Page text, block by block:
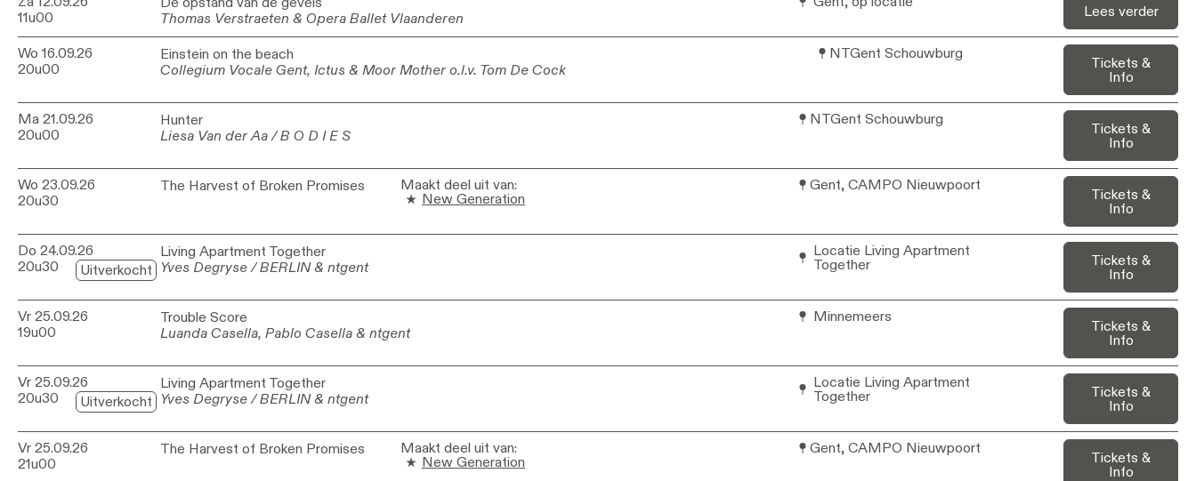
11u00
Thomas Verstraeten & Opera Ballet Vlaanderen
Thomas Verstraeten & Opera Ballet Vlaanderen Lees verder
Wo 16.09.26
20u00
Einstein on the beach
Einstein on the beach
Collegium Vocale Gent, Ictus & Moor Mother o.l.v. Tom De Cock
Collegium Vocale Gent, Ictus & Moor Mother o.l.v. Tom De Cock
NTGent Schouwburg
Tickets &
Info
Ma 21.09.26
20u00
Hunter
Hunter
Liesa Van der Aa / B O D I E S
Liesa Van der Aa / B O D I E S
NTGent Schouwburg
Tickets &
Info
Wo 23.09.26
20u30
The Harvest of Broken Promises
The Harvest of Broken Promises Gent, CAMPO Nieuwpoort
Maakt deel uit van:
New Generation
Tickets &
Info
Do 24.09.26
20u30
Living Apartment Together
Living Apartment Together
Yves Degryse / BERLIN & ntgent
Yves Degryse / BERLIN & ntgent
Locatie Living Apartment
Together
Uitverkocht
Tickets &
Info
Vr 25.09.26
19u00
Trouble Score
Trouble Score
Luanda Casella, Pablo Casella & ntgent
Luanda Casella, Pablo Casella & ntgent
Minnemeers
Tickets &
Info
Vr 25.09.26
20u30
Living Apartment Together
Living Apartment Together
Yves Degryse / BERLIN & ntgent
Yves Degryse / BERLIN & ntgent
Locatie Living Apartment
Together
Uitverkocht
Tickets &
Info
Vr 25.09.26
21u00
The Harvest of Broken Promises
The Harvest of Broken Promises Gent, CAMPO Nieuwpoort
Maakt deel uit van:
New Generation
Tickets &
Info